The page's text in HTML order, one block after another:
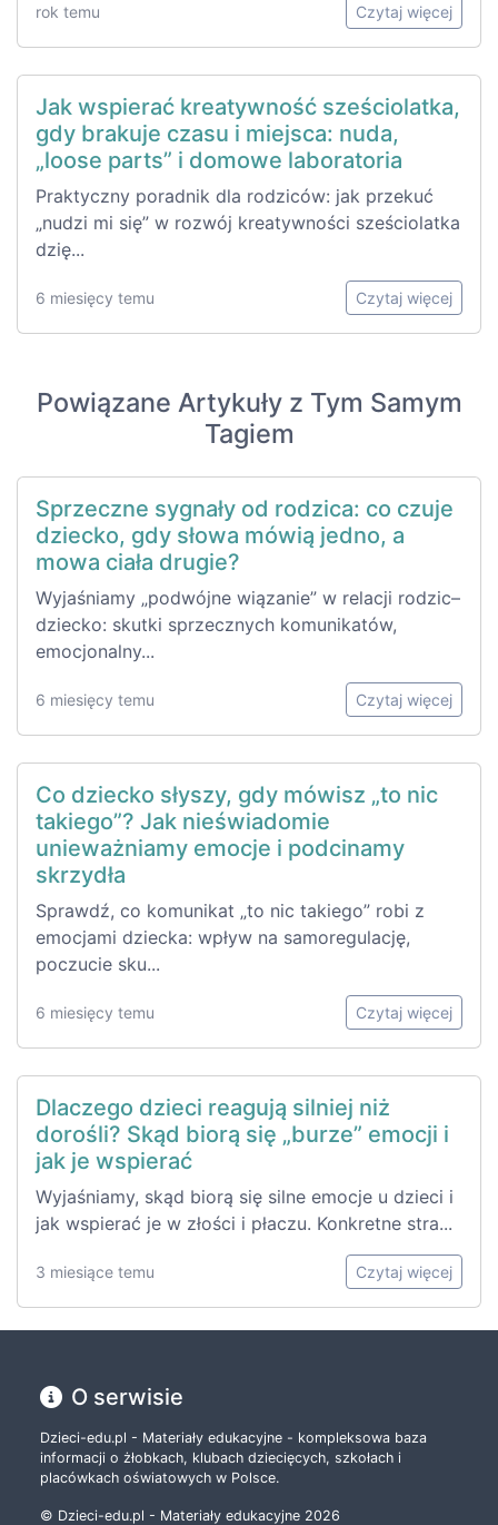
rok temu Czytaj więcej
Jak wspierać kreatywność sześciolatka,
gdy brakuje czasu i miejsca: nuda,
„loose parts” i domowe laboratoria
Praktyczny poradnik dla rodziców: jak przekuć
„nudzi mi się” w rozwój kreatywności sześciolatka
dzię...
6 miesięcy temu Czytaj więcej
Powiązane Artykuły z Tym Samym
Tagiem
Sprzeczne sygnały od rodzica: co czuje
dziecko, gdy słowa mówią jedno, a
mowa ciała drugie?
Wyjaśniamy „podwójne wiązanie” w relacji rodzic–
dziecko: skutki sprzecznych komunikatów,
emocjonalny...
6 miesięcy temu Czytaj więcej
Co dziecko słyszy, gdy mówisz „to nic
takiego”? Jak nieświadomie
unieważniamy emocje i podcinamy
skrzydła
Sprawdź, co komunikat „to nic takiego” robi z
emocjami dziecka: wpływ na samoregulację,
poczucie sku...
6 miesięcy temu Czytaj więcej
Dlaczego dzieci reagują silniej niż
dorośli? Skąd biorą się „burze” emocji i
jak je wspierać
Wyjaśniamy, skąd biorą się silne emocje u dzieci i
jak wspierać je w złości i płaczu. Konkretne stra...
3 miesiące temu Czytaj więcej
O serwisie
Dzieci-edu.pl - Materiały edukacyjne - kompleksowa baza
informacji o żłobkach, klubach dziecięcych, szkołach i
placówkach oświatowych w Polsce.
© Dzieci-edu.pl - Materiały edukacyjne 2026